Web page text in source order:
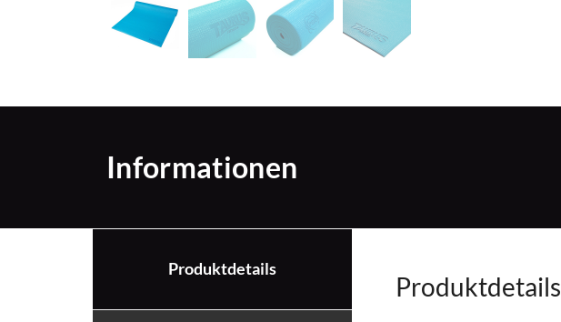
Informationen
Produktdetails
Produktdetails